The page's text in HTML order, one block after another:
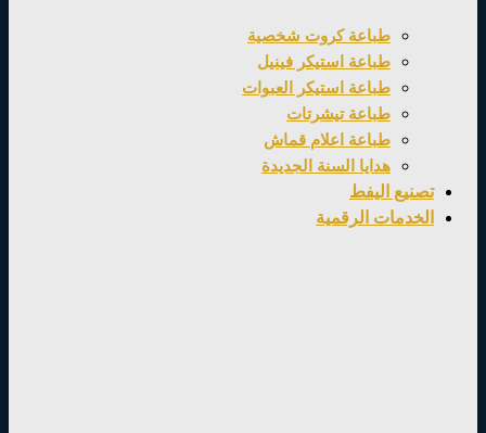
طباعة كروت شخصية
طباعة استيكر فينيل
طباعة استيكر العبوات
طباعة تيشرتات
طباعة اعلام قماش
هدايا السنة الجديدة
تصنيع اليفط
الخدمات الرقمية